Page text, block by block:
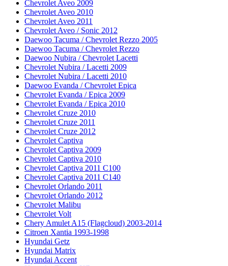
Chevrolet Aveo 2009
Chevrolet Aveo 2010
Chevrolet Aveo 2011
Chevrolet Aveo / Sonic 2012
Daewoo Tacuma / Chevrolet Rezzo 2005
Daewoo Tacuma / Chevrolet Rezzo
Daewoo Nubira / Chevrolet Lacetti
Chevrolet Nubira / Lacetti 2009
Chevrolet Nubira / Lacetti 2010
Daewoo Evanda / Chevrolet Epica
Chevrolet Evanda / Epica 2009
Chevrolet Evanda / Epica 2010
Chevrolet Cruze 2010
Chevrolet Cruze 2011
Chevrolet Cruze 2012
Chevrolet Captiva
Chevrolet Captiva 2009
Chevrolet Captiva 2010
Chevrolet Captiva 2011 C100
Chevrolet Captiva 2011 C140
Chevrolet Orlando 2011
Chevrolet Orlando 2012
Chevrolet Malibu
Chevrolet Volt
Chery Amulet A15 (Flagcloud) 2003-2014
Citroen Xantia 1993-1998
Hyundai Getz
Hyundai Matrix
Hyundai Accent